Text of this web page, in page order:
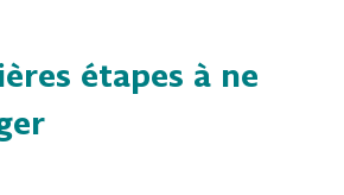
étapes à ne